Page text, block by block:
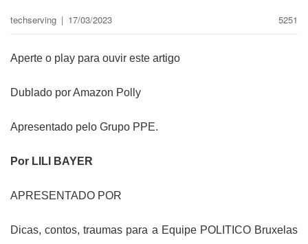
techserving | 17/03/2023 5251
Aperte o play para ouvir este artigo
Dublado por Amazon Polly
Apresentado pelo Grupo PPE.
Por LILI BAYER
APRESENTADO POR
Dicas, contos, traumas para a Equipe POLITICO Bruxelas